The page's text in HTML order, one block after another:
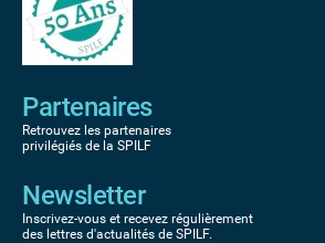
Partenaires
Retrouvez les partenaires
privilégiés de la SPILF
Newsletter
Inscrivez-vous et recevez régulièrement
des lettres d'actualités de SPILF.